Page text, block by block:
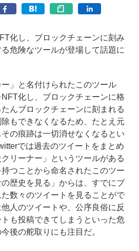
化し、ブロックチェーンに刻み
危険なツールが登場して話題に
」と名付けられたこのツール
化し、ブロックチェーンに格
んブロックチェーンに刻まれる
もできなくなるため、たとえ元
の痕跡は一切消せなくなるとい
では過去のツイートをまとめ
リーナー」というツールがある
つことから命名されたこのツー
歴史を見る」からは、すでにブ
数々のツイートを見ることがで
人のツイートや、公序良俗に反
も投稿できてしまうといった危
後の舵取りにも注目だ。